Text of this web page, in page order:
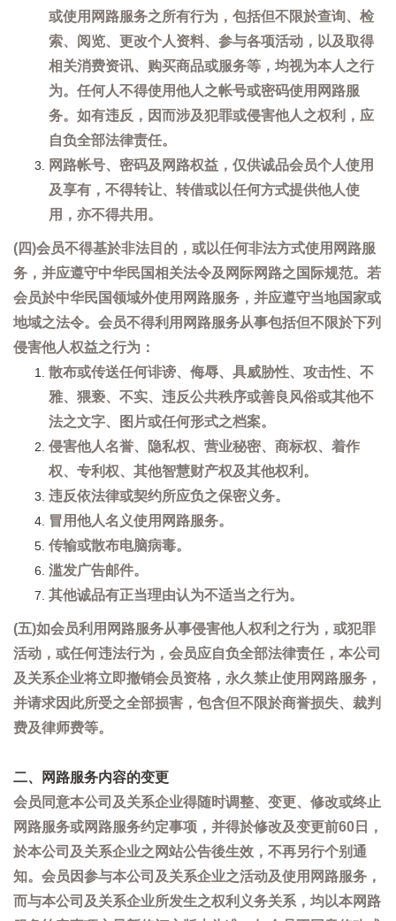
或使用网路服务之所有行为，包括但不限於查询、检
索、阅览、更改个人资料、参与各项活动，以及取得
相关消费资讯、购买商品或服务等，均视为本人之行
为。任何人不得使用他人之帐号或密码使用网路服
务。如有违反，因而涉及犯罪或侵害他人之权利，应
自负全部法律责任。
网路帐号、密码及网路权益，仅供诚品会员个人使用
及享有，不得转让、转借或以任何方式提供他人使
用，亦不得共用。
(四)会员不得基於非法目的，或以任何非法方式使用网路服
务，并应遵守中华民国相关法令及网际网路之国际规范。若
会员於中华民国领域外使用网路服务，并应遵守当地国家或
地域之法令。会员不得利用网路服务从事包括但不限於下列
侵害他人权益之行为：
散布或传送任何诽谤、侮辱、具威胁性、攻击性、不
雅、猥亵、不实、违反公共秩序或善良风俗或其他不
法之文字、图片或任何形式之档案。
侵害他人名誉、隐私权、营业秘密、商标权、着作
权、专利权、其他智慧财产权及其他权利。
违反依法律或契约所应负之保密义务。
冒用他人名义使用网路服务。
传输或散布电脑病毒。
滥发广告邮件。
其他诚品有正当理由认为不适当之行为。
(五)如会员利用网路服务从事侵害他人权利之行为，或犯罪
活动，或任何违法行为，会员应自负全部法律责任，本公司
及关系企业将立即撤销会员资格，永久禁止使用网路服务，
并请求因此所受之全部损害，包含但不限於商誉损失、裁判
费及律师费等。
二、网路服务内容的变更
会员同意本公司及关系企业得随时调整、变更、修改或终止
网路服务或网路服务约定事项，并得於修改及变更前60日，
於本公司及关系企业之网站公告後生效，不再另行个别通
知。会员因参与本公司及关系企业之活动及使用网路服务，
而与本公司及关系企业所发生之权利义务关系，均以本网路